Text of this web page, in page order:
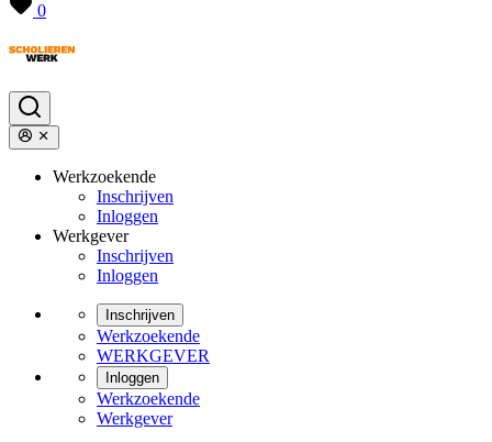
0
Werkzoekende
Inschrijven
Inloggen
Werkgever
Inschrijven
Inloggen
Inschrijven
Werkzoekende
WERKGEVER
Inloggen
Werkzoekende
Werkgever